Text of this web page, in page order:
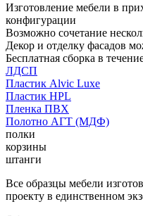
Изготовление мебели в
конфигурации
Возможно сочетание
Декор и отделку фасадов
Бесплатная сборка в
ЛДСП
Пластик Alvic Luxe
Пластик HPL
Пленка ПВХ
Полотно АГТ (МДФ)
полки
корзины
штанги
Все образцы мебели
проекту в единственном